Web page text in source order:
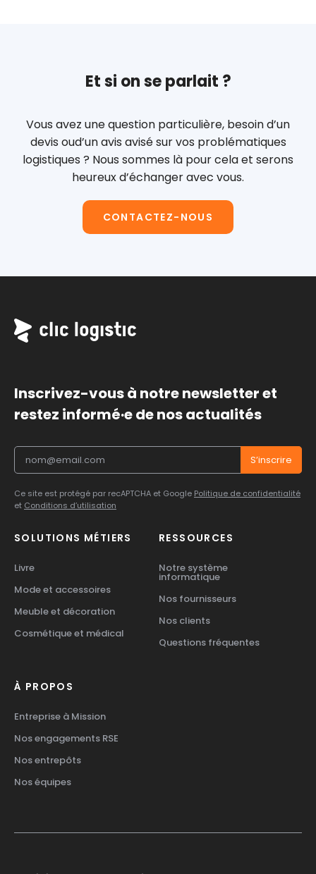
Et si on se parlait ?
Vous avez une question particulière, besoin d’un
devis oud’un avis avisé sur vos problématiques
logistiques ? Nous sommes là pour cela et serons
heureux d’échanger avec vous.
CONTACTEZ-NOUS
Inscrivez-vous à notre newsletter et
restez informé·e de nos actualités
Ce site est protégé par recAPTCHA et Google Politique de confidentialité
et Conditions d’utilisation
SOLUTIONS MÉTIERS
Livre
Mode et accessoires
Meuble et décoration
Cosmétique et médical
RESSOURCES
Notre système
informatique
Nos fournisseurs
Nos clients
Questions fréquentes
À PROPOS
Entreprise à Mission
Nos engagements RSE
Nos entrepôts
Nos équipes